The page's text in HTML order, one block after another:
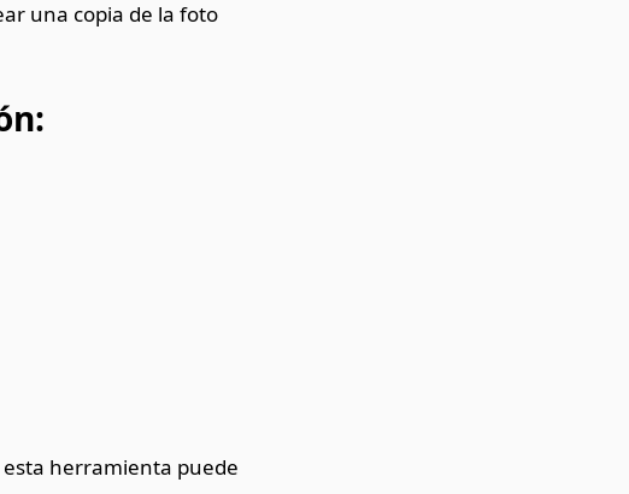
una copia de la foto
esta herramienta puede